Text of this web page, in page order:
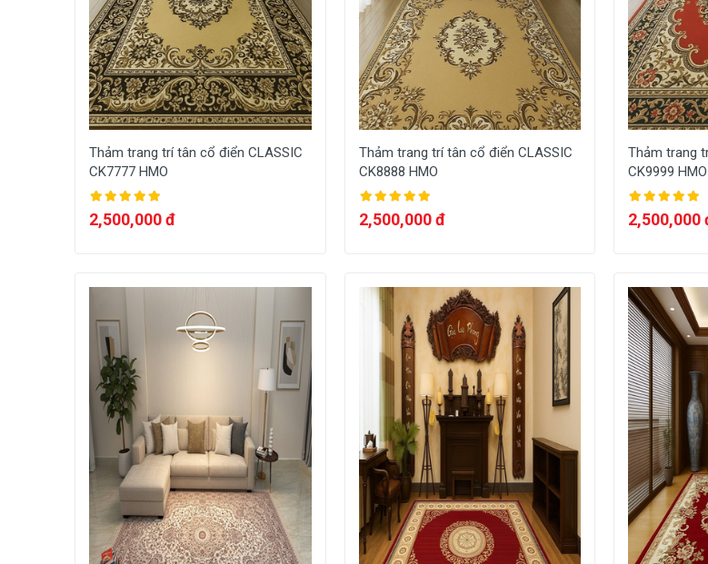
Thảm trang trí tân cổ điển CLASSIC
CK7777 HMO
2,500,000 đ
Thảm trang trí tân cổ điển CLASSIC
CK8888 HMO
2,500,000 đ
Thảm trang
CK9999 HMO
2,500,000